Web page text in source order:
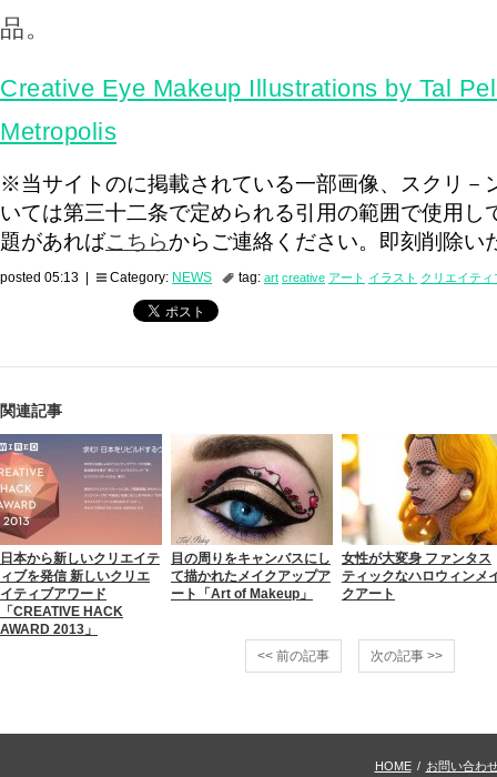
品。
Creative Eye Makeup Illustrations by Tal
Metropolis
※当サイトのに掲載されている一部画像、スクリ－
いては第三十二条で定められる引用の範囲で使用し
題があればこちらからご連絡ください。即刻削除い
posted 05:13 | Category: NEWS tag: art creative アート イラスト クリエイティ
関連記事
日本から新しいクリエイテ
ィブを発信 新しいクリエ
イティブアワード
「CREATIVE HACK
AWARD 2013」
目の周りをキャンバスにし
て描かれたメイクアップア
ート「Art of Makeup」
女性が大変身 ファンタス
ティックなハロウィンメ
クアート
<< 前の記事 次の記事 >>
HOME / お問い合わ